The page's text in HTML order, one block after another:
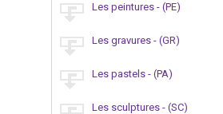
Les peintures - (PE)
Les gravures - (GR)
Les pastels - (PA)
Les sculptures - (SC)